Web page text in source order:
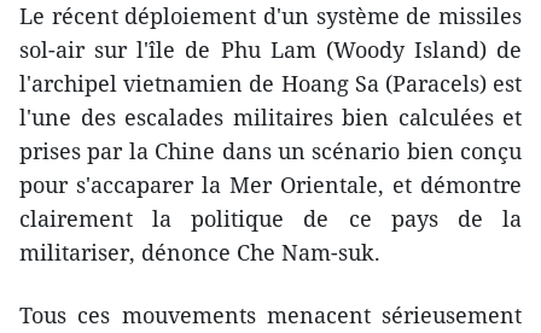
Le récent déploiement d'un système de missiles
sol-air ​sur l'île de Phu Lam (Woody Island) de
l'archipel vietnamien de Hoang Sa (Paracels) est
l'une des escalades militaires bien calculées et
prises par la Chine dans un scénario bien conçu
pour s'accaparer la Mer Orientale, et démontre
clairement la politique de ce pays de la
militariser, dénonce Che Nam-suk.
Tous ces mouvements menacent sérieusement